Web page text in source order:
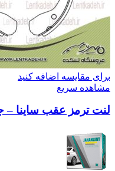
برای مقایسه اضافه کنید
مشاهده سریع
لنت ترمز عقب ساینا –